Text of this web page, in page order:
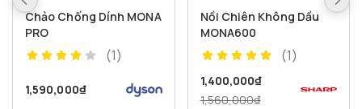
Chảo Chống Dính MONA
PRO
(1)
1,590,000₫
Nồi Chiên Không Dầu
MONA600
(1)
1,560,000₫
1,400,000₫